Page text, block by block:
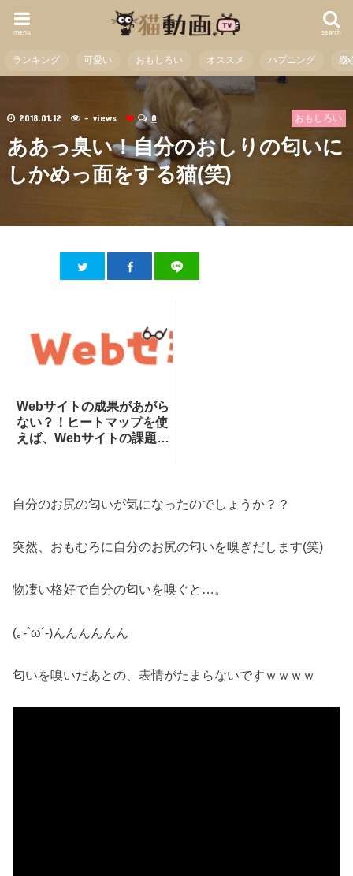
search
menu
ランキング 可愛い おもしろい オススメ ハプニング 癒
おもしろい
2018.01.12 - views 0
ああっ臭い！自分のおしりの匂いに
しかめっ面をする猫(笑)
Webサイトの成果があがら
ない？！ヒートマップを使
えば、Webサイトの課題が
自分のお尻の匂いが気になったのでしょうか？？
突然、おもむろに自分のお尻の匂いを嗅ぎだします(笑)
物凄い格好で自分の匂いを嗅ぐと…。
(｡-`ω´-)んんんんんん
匂いを嗅いだあとの、表情がたまらないですｗｗｗｗ